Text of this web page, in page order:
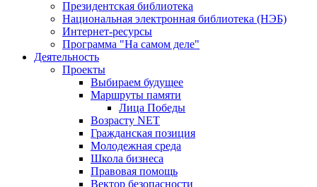
Президентская библиотека
Национальная электронная библиотека (НЭБ)
Интернет-ресурсы
Программа "На самом деле"
Деятельность
Проекты
Выбираем будущее
Маршруты памяти
Лица Победы
Возрасту NET
Гражданская позиция
Молодежная среда
Школа бизнеса
Правовая помощь
Вектор безопасности